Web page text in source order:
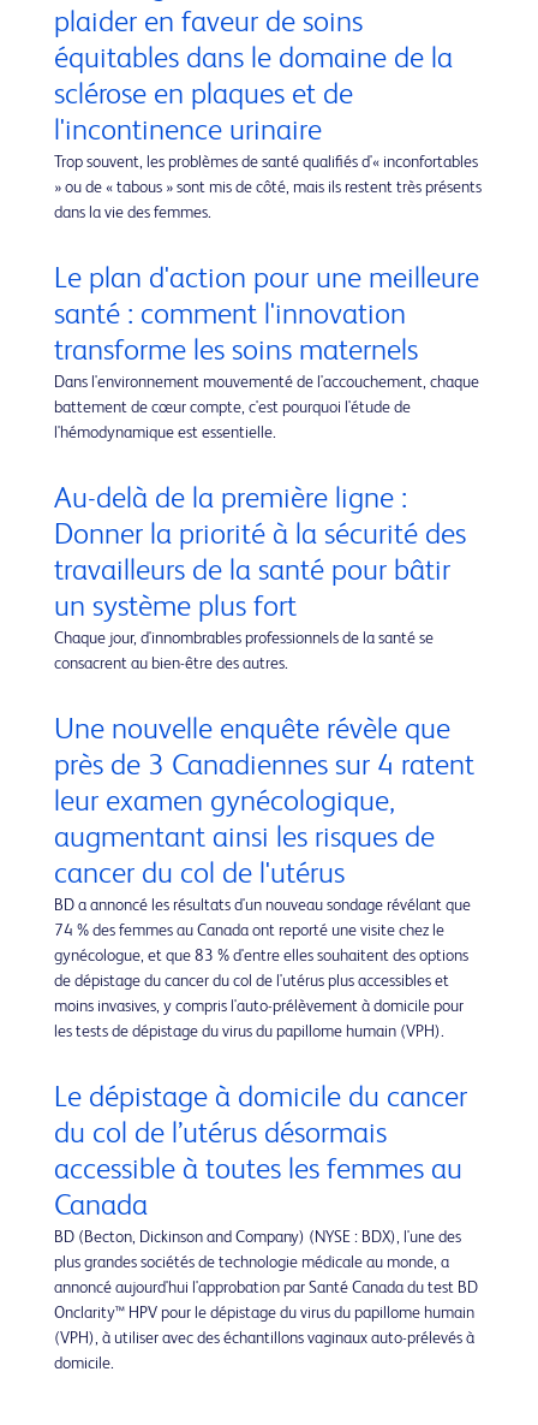
plaider en faveur de soins
équitables dans le domaine de la
sclérose en plaques et de
l'incontinence urinaire
Trop souvent, les problèmes de santé qualifiés d'« inconfortables
» ou de « tabous » sont mis de côté, mais ils restent très présents
dans la vie des femmes.
Le plan d'action pour une meilleure
santé : comment l'innovation
transforme les soins maternels
Dans l'environnement mouvementé de l'accouchement, chaque
battement de cœur compte, c'est pourquoi l'étude de
l'hémodynamique est essentielle.
Au-delà de la première ligne :
Donner la priorité à la sécurité des
travailleurs de la santé pour bâtir
un système plus fort
Chaque jour, d'innombrables professionnels de la santé se
consacrent au bien-être des autres.
Une nouvelle enquête révèle que
près de 3 Canadiennes sur 4 ratent
leur examen gynécologique,
augmentant ainsi les risques de
cancer du col de l'utérus
BD a annoncé les résultats d'un nouveau sondage révélant que
74 % des femmes au Canada ont reporté une visite chez le
gynécologue, et que 83 % d'entre elles souhaitent des options
de dépistage du cancer du col de l'utérus plus accessibles et
moins invasives, y compris l'auto-prélèvement à domicile pour
les tests de dépistage du virus du papillome humain (VPH).
Le dépistage à domicile du cancer
du col de l’utérus désormais
accessible à toutes les femmes au
Canada
BD (Becton, Dickinson and Company) (NYSE : BDX), l'une des
plus grandes sociétés de technologie médicale au monde, a
annoncé aujourd'hui l'approbation par Santé Canada du test BD
Onclarity™ HPV pour le dépistage du virus du papillome humain
(VPH), à utiliser avec des échantillons vaginaux auto-prélevés à
domicile.